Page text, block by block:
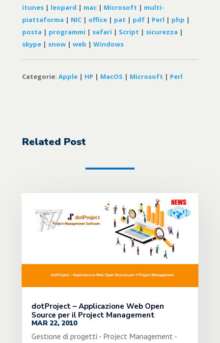
itunes| leopard | mac| Microsoft | multi-
piattaforma | NIC| office| pat | pdf| Perl | php |
posta | programmi | safari | Script | sicurezza |
skype| snow| web | Windows
Categorie: Apple| HP | MacOS | Microsoft | Perl
Related Post
dotProject – Applicazione Web Open
Source per il Project Management
MAR 22, 2010
Gestione di progetti - Project Management -